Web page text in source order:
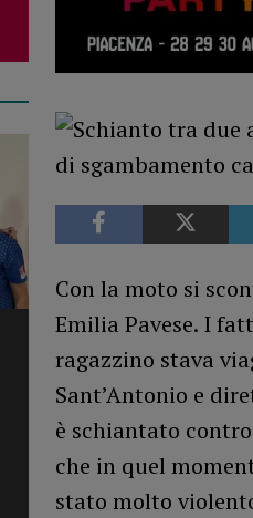
Con la moto si
Emilia Pavese. I
ragazzino stava
Sant’Antonio e
è schiantato
che in quel
stato molto